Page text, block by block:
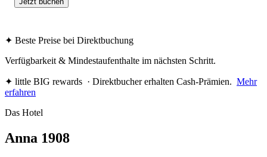
✦ Beste Preise bei Direktbuchung
Verfügbarkeit & Mindestaufenthalte im nächsten Schritt.
✦ little BIG rewards · Direktbucher erhalten Cash-Prämien. Mehr
erfahren
Das Hotel
Anna 1908